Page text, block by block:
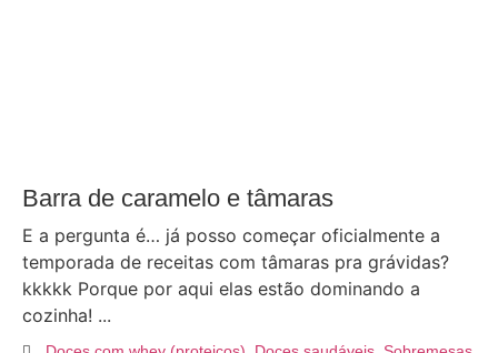
Barra de caramelo e tâmaras
E a pergunta é… já posso começar oficialmente a
temporada de receitas com tâmaras pra grávidas?
kkkkk Porque por aqui elas estão dominando a
cozinha! ...